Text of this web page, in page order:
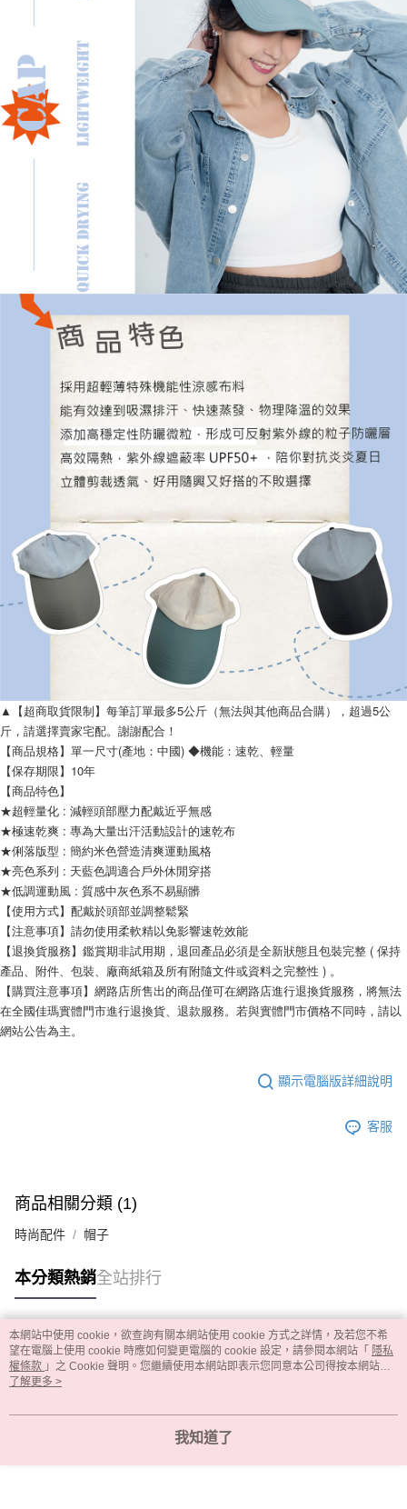
▲【超商取貨限制】每筆訂單最多5公斤（無法與其他商品合購），超過5公
斤，請選擇賣家宅配。謝謝配合！
【商品規格】單一尺寸(產地：中國) ◆機能：速乾、輕量
【保存期限】10年
【商品特色】
★超輕量化 : 減輕頭部壓力配戴近乎無感
★極速乾爽 : 專為大量出汗活動設計的速乾布
★俐落版型 : 簡約米色營造清爽運動風格
★亮色系列 : 天藍色調適合戶外休閒穿搭
★低調運動風 : 質感中灰色系不易顯髒
【使用方式】配戴於頭部並調整鬆緊
【注意事項】請勿使用柔軟精以免影響速乾效能
【退換貨服務】鑑賞期非試用期，退回產品必須是全新狀態且包裝完整 ( 保持
產品、附件、包裝、廠商紙箱及所有附隨文件或資料之完整性 ) 。
【購買注意事項】網路店所售出的商品僅可在網路店進行退換貨服務，將無法
在全國佳瑪實體門市進行退換貨、退款服務。若與實體門市價格不同時，請以
網站公告為主。
顯示電腦版詳細說明
客服
商品相關分類 (1)
時尚配件 帽子
本分類熱銷全站排行
熱門標籤
本網站中使用 cookie，欲查詢有關本網站使用 cookie 方式之詳情，及若您不希
望在電腦上使用 cookie 時應如何變更電腦的 cookie 設定，請參閱本網站「 隱私
權條款 」之 Cookie 聲明。您繼續使用本網站即表示您同意本公司得按本網站使
用條款之 Cookie 聲明使用 cookie。
了解更多 >
我知道了